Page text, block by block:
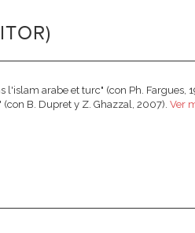
l'islam arabe et turc" (con Ph. Fargues,
B. Dupret y Z. Ghazzal, 2007). Ver